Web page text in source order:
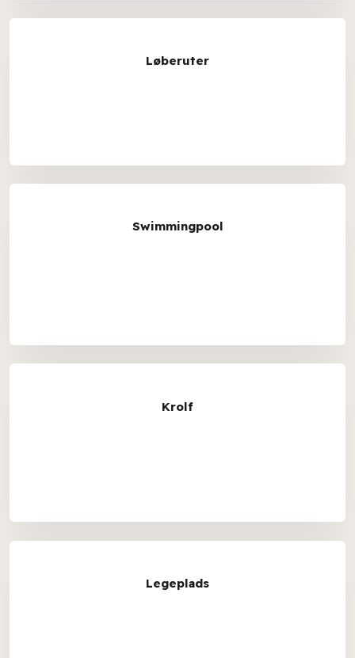
Løberuter
Swimmingpool
Krolf
Legeplads